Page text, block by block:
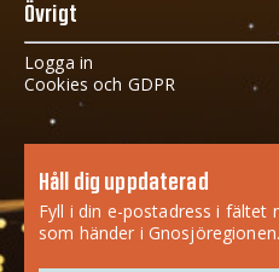
Övrigt
Logga in
Cookies och GDPR
Håll dig uppdaterad
Fyll i din e-postadress i fältet
som händer i Gnosjöregionen.